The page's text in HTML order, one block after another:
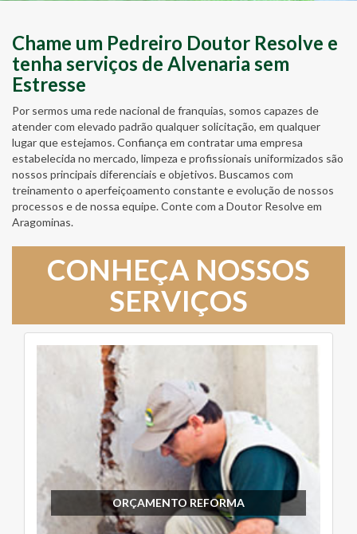
Chame um Pedreiro Doutor Resolve e
tenha serviços de Alvenaria sem
Estresse
Por sermos uma rede nacional de franquias, somos capazes de
atender com elevado padrão qualquer solicitação, em qualquer
lugar que estejamos. Confiança em contratar uma empresa
estabelecida no mercado, limpeza e profissionais uniformizados são
nossos principais diferenciais e objetivos. Buscamos com
treinamento o aperfeiçoamento constante e evolução de nossos
processos e de nossa equipe. Conte com a Doutor Resolve em
Aragominas.
CONHEÇA NOSSOS
SERVIÇOS
ORÇAMENTO REFORMA